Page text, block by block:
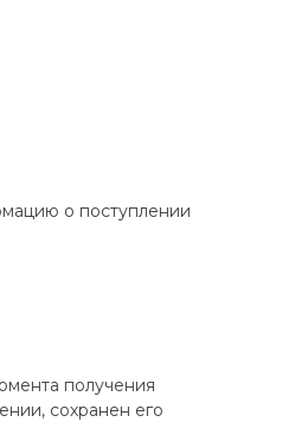
о поступлении
получения
сохранен его